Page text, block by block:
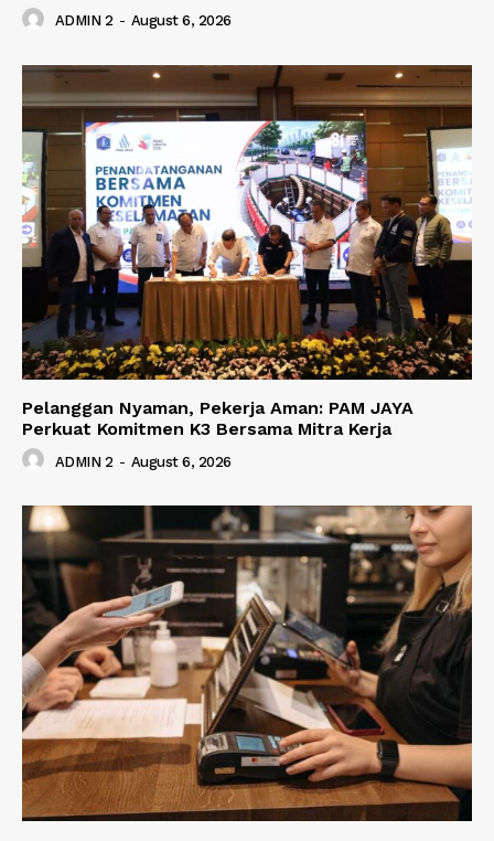
ADMIN 2 - August 6, 2026
Pelanggan Nyaman, Pekerja Aman: PAM JAYA
Perkuat Komitmen K3 Bersama Mitra Kerja
ADMIN 2 - August 6, 2026